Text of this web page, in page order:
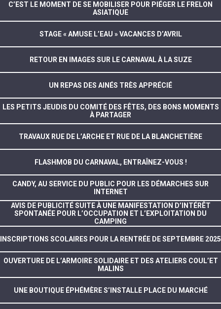
C’EST LE MOMENT DE SE MOBILISER POUR PIÉGER LE FRELON
ASIATIQUE
STAGE « AMUSE L’EAU » VACANCES D’AVRIL
RETOUR EN IMAGES SUR LE CARNAVAL À LA SUZE
UN REPAS DES AINÉS TRÈS APPRÉCIÉ
LES PETITS JEUDIS DU COMITÉ DES FÊTES, DES BONS MOMENTS
À PARTAGER
TRAVAUX RUE DE L’ARCHE ET RUE DE LA BLANCHETIÈRE
FLASHMOB DU CARNAVAL, ENTRAÎNEZ-VOUS !
CANDY, AU SERVICE DU PUBLIC POUR LES DÉMARCHES SUR
INTERNET
AVIS DE PUBLICITÉ SUITE À UNE MANIFESTATION D’INTÉRÊT
SPONTANÉE POUR L’OCCUPATION ET L’EXPLOITATION DU
CAMPING
INSCRIPTIONS SCOLAIRES POUR LA RENTRÉE DE SEPTEMBRE 2025
OUVERTURE DE L’ARMOIRE SOLIDAIRE ET DES ATELIERS COUL’ET
MALINS
UNE BOUTIQUE ÉPHÉMÈRE S’INSTALLE PLACE DU MARCHÉ